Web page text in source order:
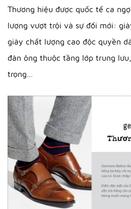
Thương hiệu được quốc tế ca
lượng vượt trội và sự đổi mới: giày
giày chất lượng cao độc quyền
đàn ông thuộc tầng lớp trung
trọng…